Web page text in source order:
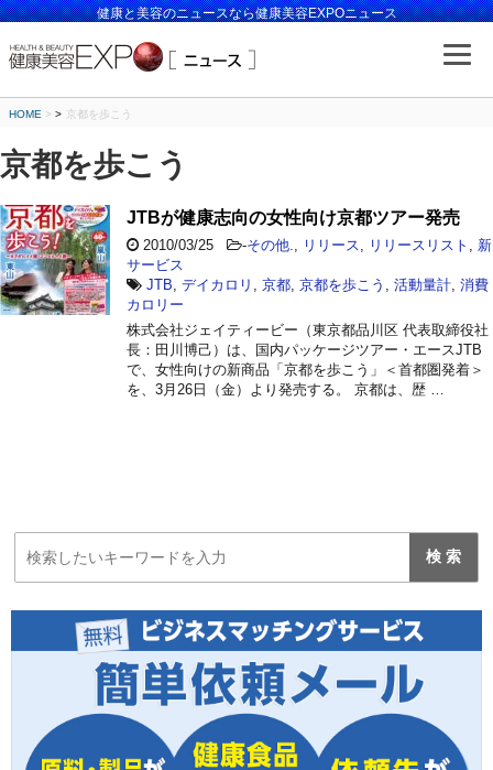
健康と美容のニュースなら健康美容EXPOニュース
HOME > 京都を歩こう
京都を歩こう
JTBが健康志向の女性向け京都ツアー発売
2010/03/25 -その他. リリース リリースリスト
新
サービス
JTB デイカロリ 京都 京都を歩こう 活動量計 消費
カロリー
株式会社ジェイティービー（東京都品川区 代表取締役社
長：田川博己）は、国内パッケージツアー・エースJTB
で、女性向けの新商品「京都を歩こう」＜首都圏発着＞
を、3月26日（金）より発売する。 京都は、歴 …